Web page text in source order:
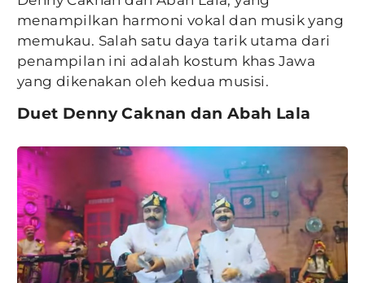
menampilkan harmoni vokal dan musik yang
memukau. Salah satu daya tarik utama dari
penampilan ini adalah kostum khas Jawa
yang dikenakan oleh kedua musisi.
Duet Denny Caknan dan Abah Lala